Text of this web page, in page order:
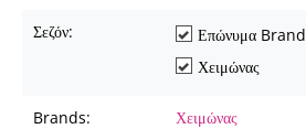
Σεζόν:
Επώνυμα Brand
Χειμώνας
Brands: Χειμώνας